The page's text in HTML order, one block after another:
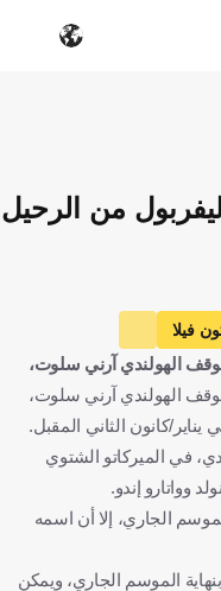
من الرحيل
فيلا
فيديريكو كييزا
إيطاليا
الإنتقالات كرة قدم
الهولندي آرني سلوت،
الهولندي آرني سلوت،
في الميركاتو الشتوي
وواتارو إندو.
الجاري، إلا أن اسمه
الموسم الجاري، ويمكن